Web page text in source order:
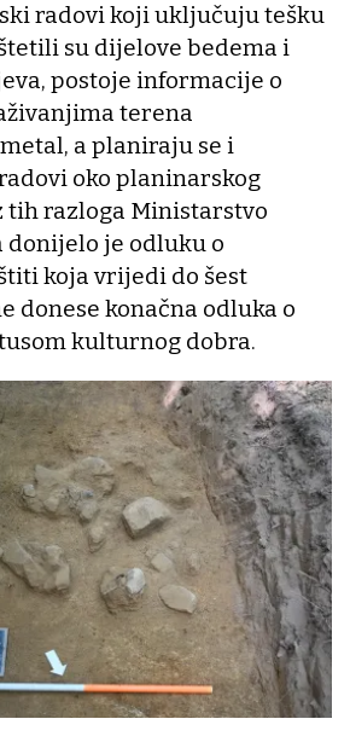
radovi koji uključuju tešku
su dijelove bedema i
postoje informacije o
terena
a planiraju se i
oko planinarskog
tih razloga Ministarstvo
je odluku o
koja vrijedi do šest
donese konačna odluka o
kulturnog dobra.